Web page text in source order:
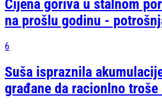
Cijena goriva u stalnom
na prošlu godinu -
6
Suša ispraznila
građane da racionlno